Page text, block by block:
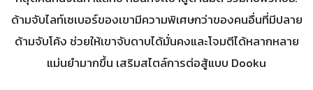
ด้ามจับไลท์เซเบอร์ของเขามีความพิเศษกว่าของคนอื่นที่มีปลาย
ด้ามจับโค้ง ช่วยให้เขาจับดาบได้มั่นคงและโจมตีได้หลากหลาย
แม่นยำมากขึ้น เสริมสไตล์การต่อสู้แบบ Dooku